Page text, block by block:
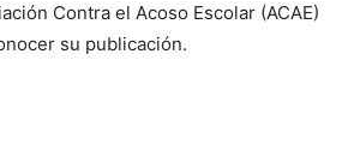
Contra el Acoso Escolar (ACAE)
su publicación.